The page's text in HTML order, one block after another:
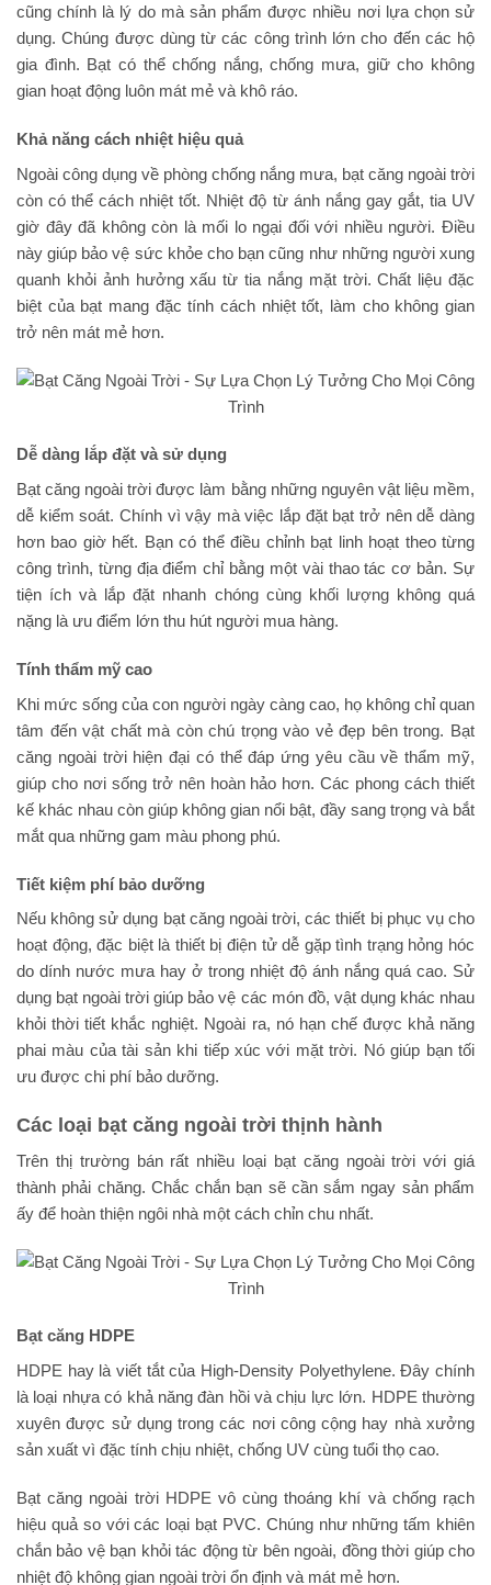
cũng chính là lý do mà sản phẩm được nhiều nơi lựa chọn sử
dụng. Chúng được dùng từ các công trình lớn cho đến các hộ
gia đình. Bạt có thể chống nắng, chống mưa, giữ cho không
gian hoạt động luôn mát mẻ và khô ráo.
Khả năng cách nhiệt hiệu quả
Ngoài công dụng về phòng chống nắng mưa, bạt căng ngoài trời
còn có thể cách nhiệt tốt. Nhiệt độ từ ánh nắng gay gắt, tia UV
giờ đây đã không còn là mối lo ngại đối với nhiều người. Điều
này giúp bảo vệ sức khỏe cho bạn cũng như những người xung
quanh khỏi ảnh hưởng xấu từ tia nắng mặt trời. Chất liệu đặc
biệt của bạt mang đặc tính cách nhiệt tốt, làm cho không gian
trở nên mát mẻ hơn.
Dễ dàng lắp đặt và sử dụng
Bạt căng ngoài trời được làm bằng những nguyên vật liệu mềm,
dễ kiểm soát. Chính vì vậy mà việc lắp đặt bạt trở nên dễ dàng
hơn bao giờ hết. Bạn có thể điều chỉnh bạt linh hoạt theo từng
công trình, từng địa điểm chỉ bằng một vài thao tác cơ bản. Sự
tiện ích và lắp đặt nhanh chóng cùng khối lượng không quá
nặng là ưu điểm lớn thu hút người mua hàng.
Tính thẩm mỹ cao
Khi mức sống của con người ngày càng cao, họ không chỉ quan
tâm đến vật chất mà còn chú trọng vào vẻ đẹp bên trong. Bạt
căng ngoài trời hiện đại có thể đáp ứng yêu cầu về thẩm mỹ,
giúp cho nơi sống trở nên hoàn hảo hơn. Các phong cách thiết
kế khác nhau còn giúp không gian nổi bật, đầy sang trọng và bắt
mắt qua những gam màu phong phú.
Tiết kiệm phí bảo dưỡng
Nếu không sử dụng bạt căng ngoài trời, các thiết bị phục vụ cho
hoạt động, đặc biệt là thiết bị điện tử dễ gặp tình trạng hỏng hóc
do dính nước mưa hay ở trong nhiệt độ ánh nắng quá cao. Sử
dụng bạt ngoài trời giúp bảo vệ các món đồ, vật dụng khác nhau
khỏi thời tiết khắc nghiệt. Ngoài ra, nó hạn chế được khả năng
phai màu của tài sản khi tiếp xúc với mặt trời. Nó giúp bạn tối
ưu được chi phí bảo dưỡng.
Các loại bạt căng ngoài trời thịnh hành
Trên thị trường bán rất nhiều loại bạt căng ngoài trời với giá
thành phải chăng. Chắc chắn bạn sẽ cần sắm ngay sản phẩm
ấy để hoàn thiện ngôi nhà một cách chỉn chu nhất.
Bạt căng HDPE
HDPE hay là viết tắt của High-Density Polyethylene. Đây chính
là loại nhựa có khả năng đàn hồi và chịu lực lớn. HDPE thường
xuyên được sử dụng trong các nơi công cộng hay nhà xưởng
sản xuất vì đặc tính chịu nhiệt, chống UV cùng tuổi thọ cao.
Bạt căng ngoài trời HDPE vô cùng thoáng khí và chống rạch
hiệu quả so với các loại bạt PVC. Chúng như những tấm khiên
chắn bảo vệ bạn khỏi tác động từ bên ngoài, đồng thời giúp cho
nhiệt độ không gian ngoài trời ổn định và mát mẻ hơn.